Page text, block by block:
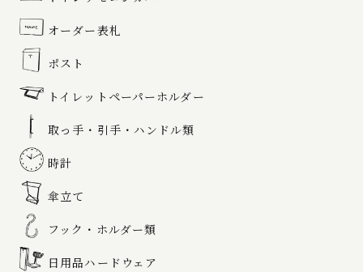
オーダー表札
ポスト
トイレットペーパーホルダー
取っ手・引手・ハンドル類
時計
傘立て
フック・ホルダー類
日用品ハードウェア